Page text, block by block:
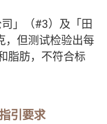
司」（#3）及「田
，但测试检验出每
脂肪，不符合标
引要求